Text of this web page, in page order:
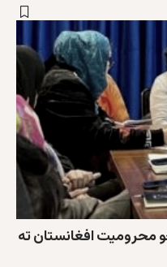
محروميت افغانستان ته